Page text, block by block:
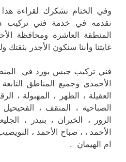
وفي الختام نشكرك لقراءة
نقدمه في خدمة فني تركيب
المنطقة العاشرة ومحافظة
غايتنا وأننا سنكون الأجدر بثقتك
فني تركيب جبس بورد في
الأحمدي وجميع المناطق
العقيلة ، الظهر ، المهبولة ،
الصباحية ، المنقف ،
الزور ، الخيران ، بنيدر ،
الأحمد ، ، صباح الأحمد ،
ام الهيمان .